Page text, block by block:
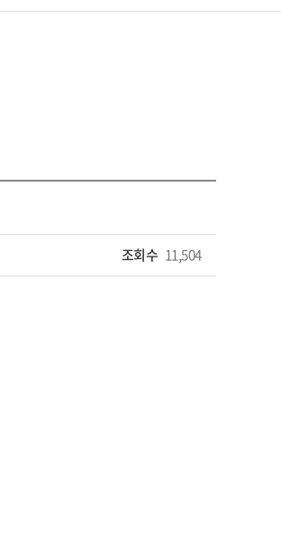
조회수 11,504